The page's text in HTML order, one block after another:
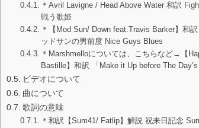
＊Avril Lavigne / Head Above Water 和訳
戦う歌姫
＊【Mod Sun/ Down feat.Travis Barker】和
ッドサンの男前度 Nice Guys Blues
＊Marshmelloについては、こちらなど→【
Bastille】和訳 「Make it Up before The
ビデオについて
曲について
歌詞の意味
＊和訳【Sum41/ Fatlip】解説 祝来日記念